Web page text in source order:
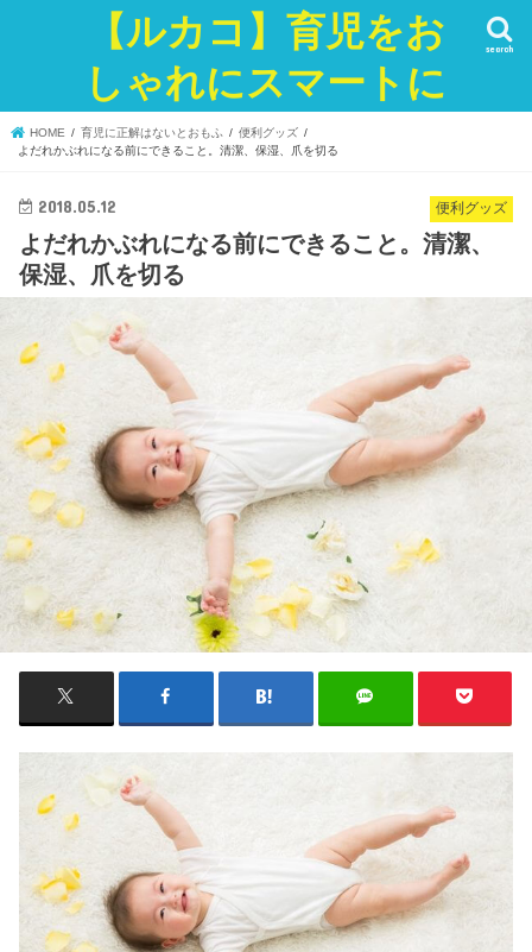
【ルカコ】育児をお
しゃれにスマートに
search
HOME 育児に正解はないとおもふ
便利グッズ
よだれかぶれになる前にできること。清潔、保湿、爪を切る
便利グッズ
2018.05.12
よだれかぶれになる前にできること。清潔、
保湿、爪を切る